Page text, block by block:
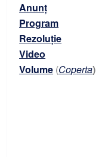
Anunț
Program
Rezoluție
Video
Volume (Coperta)